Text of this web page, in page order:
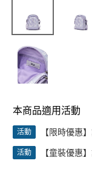
本商品適用活動
活動 【限時優惠
活動 【童裝優惠